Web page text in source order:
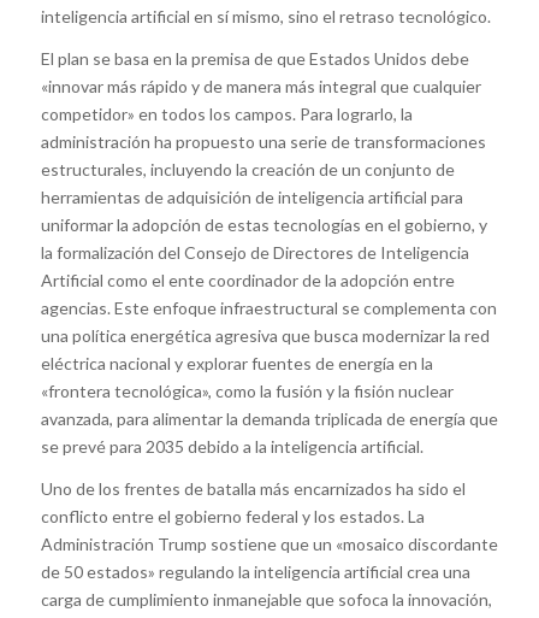
inteligencia artificial en sí mismo, sino el retraso tecnológico.
El plan se basa en la premisa de que Estados Unidos debe
«innovar más rápido y de manera más integral que cualquier
competidor» en todos los campos. Para lograrlo, la
administración ha propuesto una serie de transformaciones
estructurales, incluyendo la creación de un conjunto de
herramientas de adquisición de inteligencia artificial para
uniformar la adopción de estas tecnologías en el gobierno, y
la formalización del Consejo de Directores de Inteligencia
Artificial como el ente coordinador de la adopción entre
agencias. Este enfoque infraestructural se complementa con
una política energética agresiva que busca modernizar la red
eléctrica nacional y explorar fuentes de energía en la
«frontera tecnológica», como la fusión y la fisión nuclear
avanzada, para alimentar la demanda triplicada de energía que
se prevé para 2035 debido a la inteligencia artificial.
Uno de los frentes de batalla más encarnizados ha sido el
conflicto entre el gobierno federal y los estados. La
Administración Trump sostiene que un «mosaico discordante
de 50 estados» regulando la inteligencia artificial crea una
carga de cumplimiento inmanejable que sofoca la innovación,